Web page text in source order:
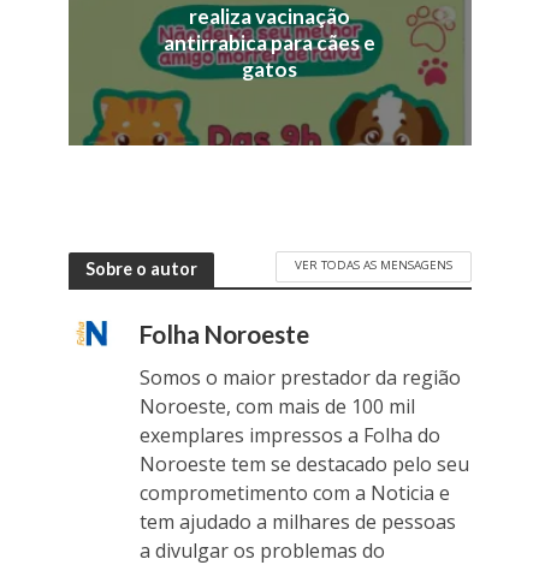
realiza vacinação
antirrabica para cães e
gatos
Sobre o autor VER TODAS AS MENSAGENS
Folha Noroeste
Somos o maior prestador da região
Noroeste, com mais de 100 mil
exemplares impressos a Folha do
Noroeste tem se destacado pelo seu
comprometimento com a Noticia e
tem ajudado a milhares de pessoas
a divulgar os problemas do